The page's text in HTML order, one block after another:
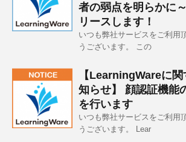
者の弱点を明らかに
リースします！
いつも弊社サービスをご利用
うございます。 この
【LearningWareに
知らせ】 顔認証機能
を行います
いつも弊社サービスをご利用
うございます。 Lear